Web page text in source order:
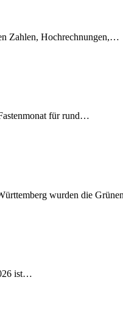
Zahlen, Hochrechnungen,…
für rund…
wurden die
ist…